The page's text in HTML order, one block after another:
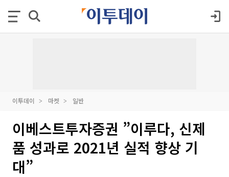
이투데이 마켓 일반
이베스트투자증권 ”이루다, 신제
품 성과로 2021년 실적 향상 기
대”